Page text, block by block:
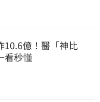
10.6億！醫「神比
看秒懂